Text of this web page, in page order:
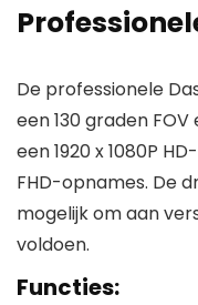
De professionele
een 130 graden
een 1920 x 1080P
FHD-opnames. De
mogelijk om aan
voldoen.
Functies: